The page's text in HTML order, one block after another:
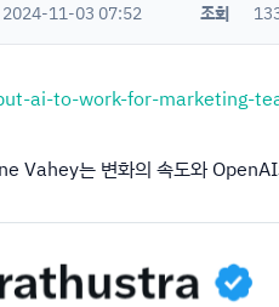
2024-11-03 07:52 조회
ai-to-work-for-marketing-
Vahey는 변화의 속도와